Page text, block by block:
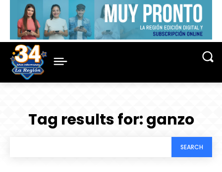
Tag results for:ganzo
SEARCH